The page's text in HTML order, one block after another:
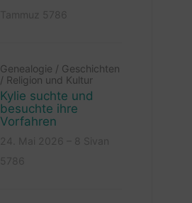
Genealogie / Geschichten
/ Religion und Kultur
Kylie suchte und
besuchte ihre
Vorfahren